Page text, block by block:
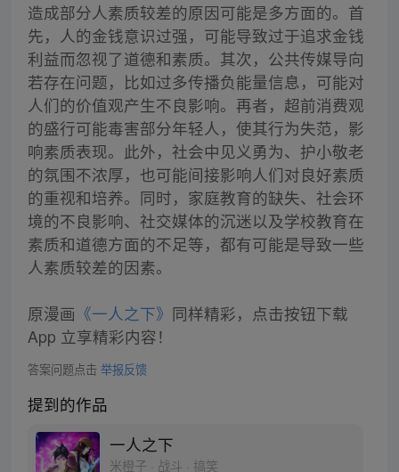
造成部分人素质较差的原因可能是多方面的。首
先，人的金钱意识过强，可能导致过于追求金钱
利益而忽视了道德和素质。其次，公共传媒导向
若存在问题，比如过多传播负能量信息，可能对
人们的价值观产生不良影响。再者，超前消费观
的盛行可能毒害部分年轻人，使其行为失范，影
响素质表现。此外，社会中见义勇为、护小敬老
的氛围不浓厚，也可能间接影响人们对良好素质
的重视和培养。同时，家庭教育的缺失、社会环
境的不良影响、社交媒体的沉迷以及学校教育在
素质和道德方面的不足等，都有可能是导致一些
人素质较差的因素。
原漫画 《一人之下》 同样精彩，点击按钮下载
App 立享精彩内容！
答案问题点击 举报反馈
提到的作品
一人之下
米橙子 · 战斗 · 搞笑